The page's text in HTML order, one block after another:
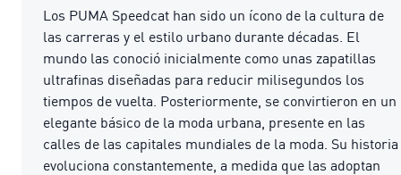
Los PUMA Speedcat han sido un ícono de la cultura de
las carreras y el estilo urbano durante décadas. El
mundo las conoció inicialmente como unas zapatillas
ultrafinas diseñadas para reducir milisegundos los
tiempos de vuelta. Posteriormente, se convirtieron en un
elegante básico de la moda urbana, presente en las
calles de las capitales mundiales de la moda. Su historia
evoluciona constantemente, a medida que las adoptan